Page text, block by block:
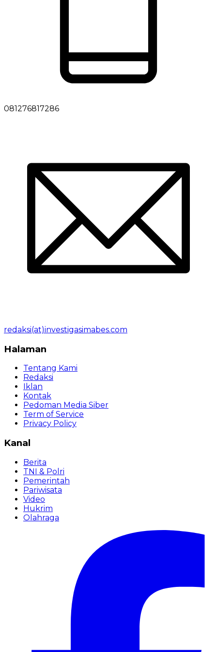
081276817286
redaksi(at)investigasimabes.com
Halaman
Tentang Kami
Redaksi
Iklan
Kontak
Pedoman Media Siber
Term of Service
Privacy Policy
Kanal
Berita
TNI & Polri
Pemerintah
Pariwisata
Video
Hukrim
Olahraga